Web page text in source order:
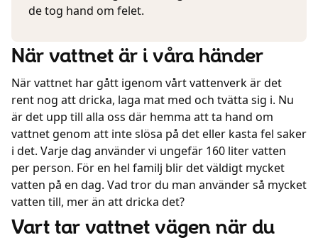
de tog hand om felet.
När vattnet är i våra händer
När vattnet har gått igenom vårt vattenverk är det
rent nog att dricka, laga mat med och tvätta sig i. Nu
är det upp till alla oss där hemma att ta hand om
vattnet genom att inte slösa på det eller kasta fel saker
i det. Varje dag använder vi ungefär 160 liter vatten
per person. För en hel familj blir det väldigt mycket
vatten på en dag. Vad tror du man använder så mycket
vatten till, mer än att dricka det?
Vart tar vattnet vägen när du